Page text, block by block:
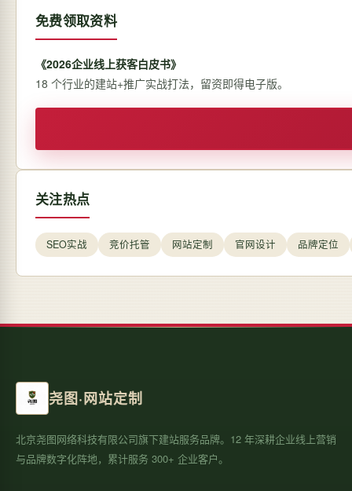
免费领取资料
《2026企业线上获客白皮书》
18 个行业的建站+推广实战打法，留资即得电子版。
关注热点
SEO实战 竞价托管 网站定制 官网设计 品牌定位
尧图·网站定制
北京尧图网络科技有限公司旗下建站服务品牌。12 年深耕企业线上营销
与品牌数字化阵地，累计服务 300+ 企业客户。